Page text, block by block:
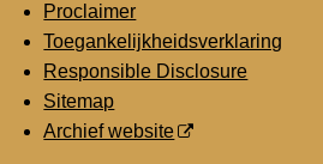
Proclaimer
Toegankelijkheidsverklaring
Responsible Disclosure
Sitemap
Archief website